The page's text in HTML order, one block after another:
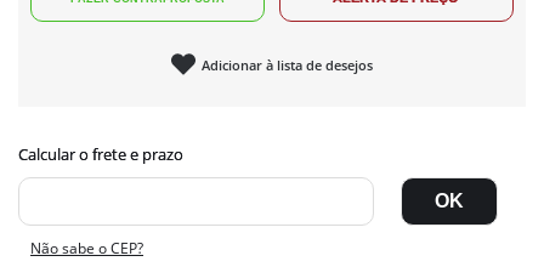
Adicionar à lista de desejos
Não sabe o CEP?